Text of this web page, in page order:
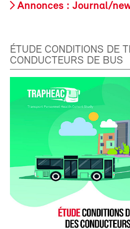
Annonces : Journal/
ÉTUDE CONDITIONS DE
CONDUCTEURS DE BUS